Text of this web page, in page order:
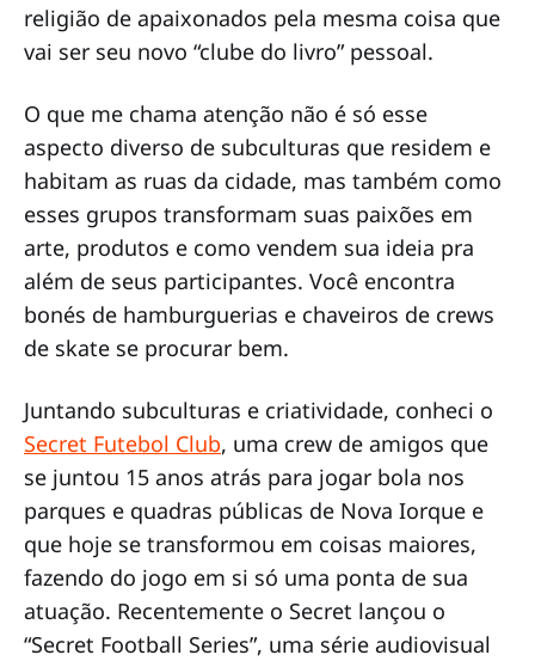
religião de apaixonados pela mesma coisa que
vai ser seu novo “clube do livro” pessoal.
O que me chama atenção não é só esse
aspecto diverso de subculturas que residem e
habitam as ruas da cidade, mas também como
esses grupos transformam suas paixões em
arte, produtos e como vendem sua ideia pra
além de seus participantes. Você encontra
bonés de hamburguerias e chaveiros de crews
de skate se procurar bem.
Juntando subculturas e criatividade, conheci o
Secret Futebol Club, uma crew de amigos que
se juntou 15 anos atrás para jogar bola nos
parques e quadras públicas de Nova Iorque e
que hoje se transformou em coisas maiores,
fazendo do jogo em si só uma ponta de sua
atuação. Recentemente o Secret lançou o
“Secret Football Series”, uma série audiovisual